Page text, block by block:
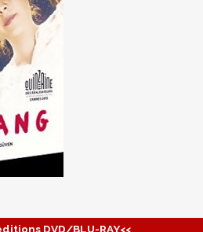
DVD/BLU-RAY<<